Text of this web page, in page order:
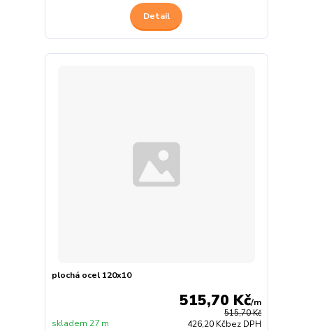
Detail
plochá ocel 120x10
515,70 Kč
515,70 Kč/m
426,20 Kčbez DPH
skladem 27 m